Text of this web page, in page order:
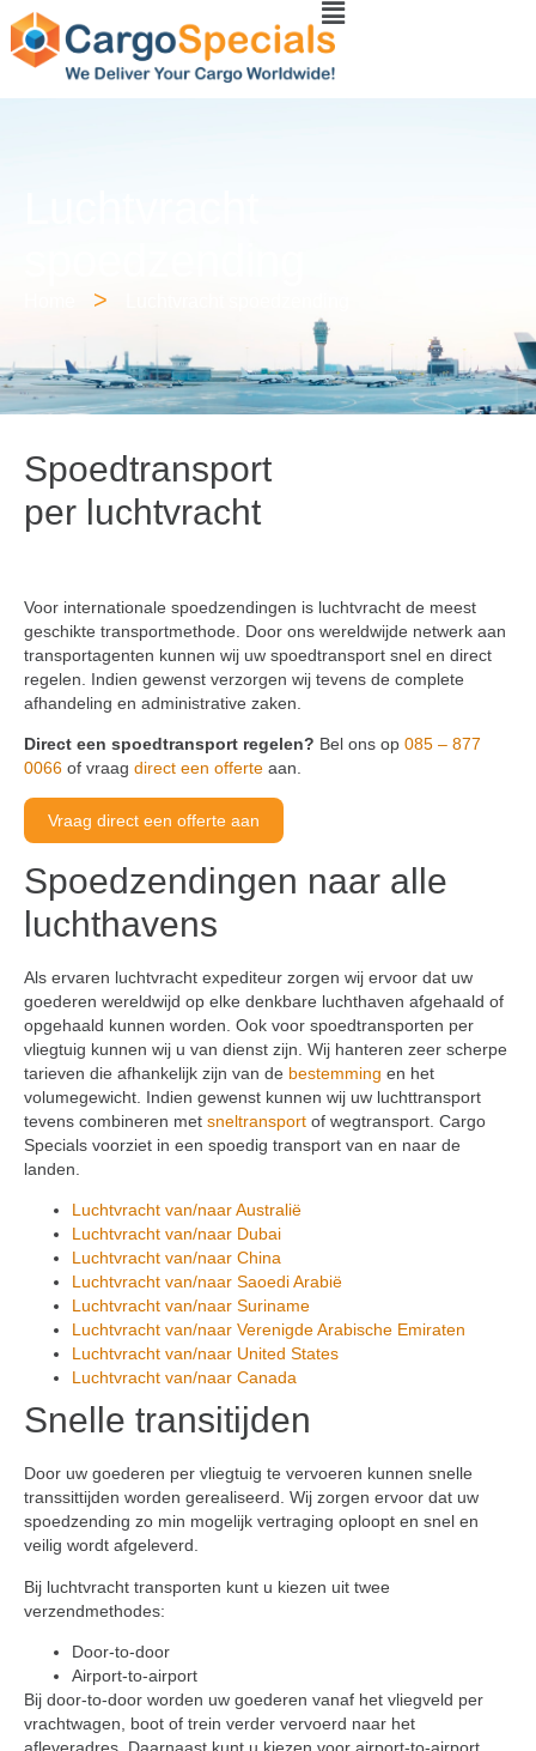
>
Spoedtransport
per luchtvracht
Voor internationale spoedzendingen is luchtvracht de meest
geschikte transportmethode. Door ons wereldwijde netwerk aan
transportagenten kunnen wij uw spoedtransport snel en direct
regelen. Indien gewenst verzorgen wij tevens de complete
afhandeling en administrative zaken.
Direct een spoedtransport regelen? Bel ons op 085 – 877
0066 of vraag direct een offerte aan.
Vraag direct een offerte aan
Spoedzendingen naar alle
luchthavens
Als ervaren luchtvracht expediteur zorgen wij ervoor dat uw
goederen wereldwijd op elke denkbare luchthaven afgehaald of
opgehaald kunnen worden. Ook voor spoedtransporten per
vliegtuig kunnen wij u van dienst zijn. Wij hanteren zeer scherpe
tarieven die afhankelijk zijn van de bestemming en het
volumegewicht. Indien gewenst kunnen wij uw luchttransport
tevens combineren met sneltransport of wegtransport. Cargo
Specials voorziet in een spoedig transport van en naar de
landen.
Luchtvracht van/naar Australië
Luchtvracht van/naar Dubai
Luchtvracht van/naar China
Luchtvracht van/naar Saoedi Arabië
Luchtvracht van/naar Suriname
Luchtvracht van/naar Verenigde Arabische Emiraten
Luchtvracht van/naar United States
Luchtvracht van/naar Canada
Snelle transitijden
Door uw goederen per vliegtuig te vervoeren kunnen snelle
transsittijden worden gerealiseerd. Wij zorgen ervoor dat uw
spoedzending zo min mogelijk vertraging oploopt en snel en
veilig wordt afgeleverd.
Bij luchtvracht transporten kunt u kiezen uit twee
verzendmethodes:
Door-to-door
Airport-to-airport
Bij door-to-door worden uw goederen vanaf het vliegveld per
vrachtwagen, boot of trein verder vervoerd naar het